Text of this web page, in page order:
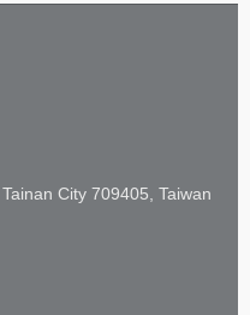
City 709405, Taiwan